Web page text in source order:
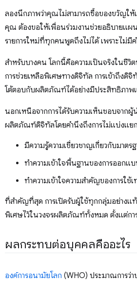
ลองนึกภาพว่าคุณไม่สามารถซื้อของขวัญใ
คุณ ต้องขอให้เพื่อนร่วมงานช่วยอธิบายแผ
รายการใหม่ที่ทุกคนพูดถึงไม่ได้ เพราะไม่
สำหรับบางคน โลกนี้คือความเป็นจริงในชี
การช่วยเหลือพิเศษทางดิจิทัล การเข้าถึงดิ
โต้ตอบกับผลิตภัณฑ์ได้อย่างมีประสิทธิภาพแ
นอกเหนือจากการได้รับความเห็นชอบจากผู้
ผลิตภัณฑ์ดิจิทัลโดยคำนึงถึงการไม่แบ่งแย
มีความรู้ความเชี่ยวชาญเกี่ยวกับมาตร
ทำความเข้าใจพื้นฐานของการออกแ
ทำความเข้าใจความสำคัญของการใ
ที่สำคัญที่สุด การเปิดรับผู้ใช้ทุกกลุ่มอย่างแ
พิเศษไว้ในวงจรผลิตภัณฑ์ทั้งหมด ตั้งแต่กา
ผลกระทบต่อบุคคลคืออะไร
องค์การอนามัยโลก (WHO) ประมาณการว่